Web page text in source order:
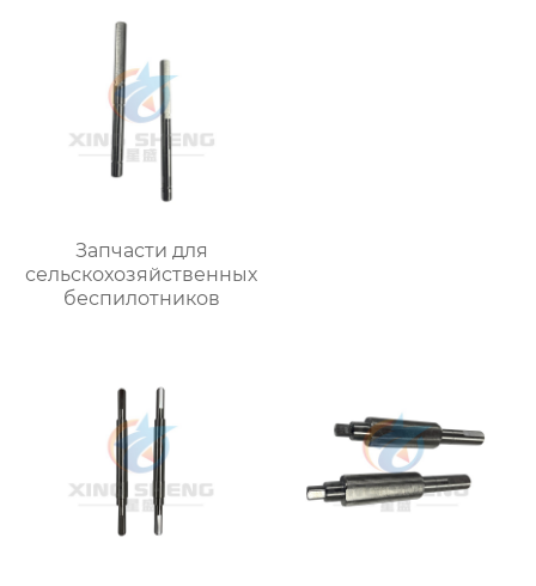
Запчасти для
сельскохозяйственных
беспилотников